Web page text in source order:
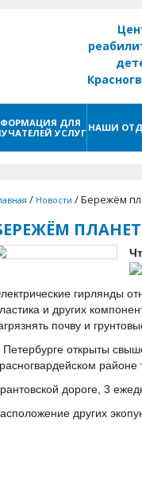
ДЛЯ
УСЛУГ НАШИ
/ Новости /Бережём
гирлянды
и других
почву и
Петербурге открыты
дороге, 3
других